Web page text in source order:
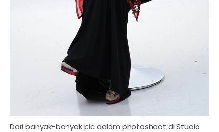
Dari banyak-banyak pic dalam photoshoot di Studio